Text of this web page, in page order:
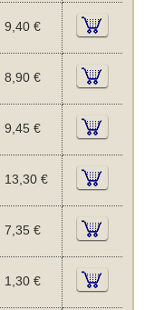
9,40 €
8,90 €
9,45 €
13,30 €
7,35 €
1,30 €